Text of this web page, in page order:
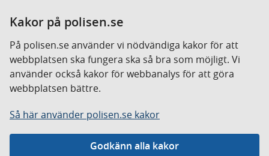
Kakor på polisen.se
På polisen.se använder vi nödvändiga kakor för att
webbplatsen ska fungera ska så bra som möjligt. Vi
använder också kakor för webbanalys för att göra
webbplatsen bättre.
Så här använder polisen.se kakor